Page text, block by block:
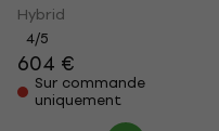
Hybrid
4/5
604 €
Sur commande
uniquement